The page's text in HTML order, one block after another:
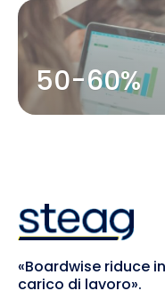
50-60%
«Boardwise riduce
carico di lavoro».